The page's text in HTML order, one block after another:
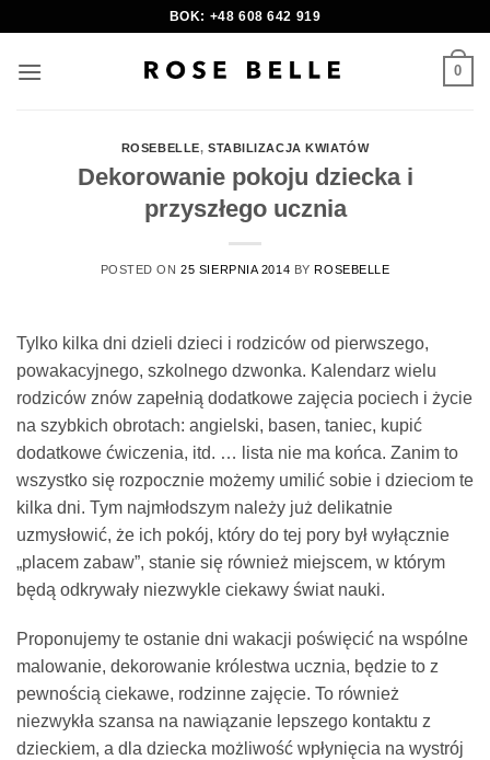
content
BOK: +48 608 642 919
0
ROSEBELLE, STABILIZACJA KWIATÓW
Dekorowanie pokoju dziecka i
przyszłego ucznia
POSTED ON25 SIERPNIA 2014 BYROSEBELLE
Tylko kilka dni dzieli dzieci i rodziców od pierwszego,
powakacyjnego, szkolnego dzwonka. Kalendarz wielu
rodziców znów zapełnią dodatkowe zajęcia pociech i życie
na szybkich obrotach: angielski, basen, taniec, kupić
dodatkowe ćwiczenia, itd. … lista nie ma końca. Zanim to
wszystko się rozpocznie możemy umilić sobie i dzieciom te
kilka dni. Tym najmłodszym należy już delikatnie
uzmysłowić, że ich pokój, który do tej pory był wyłącznie
„placem zabaw”, stanie się również miejscem, w którym
będą odkrywały niezwykle ciekawy świat nauki.
Proponujemy te ostanie dni wakacji poświęcić na wspólne
malowanie, dekorowanie królestwa ucznia, będzie to z
pewnością ciekawe, rodzinne zajęcie. To również
niezwykła szansa na nawiązanie lepszego kontaktu z
dzieckiem, a dla dziecka możliwość wpłynięcia na wystrój